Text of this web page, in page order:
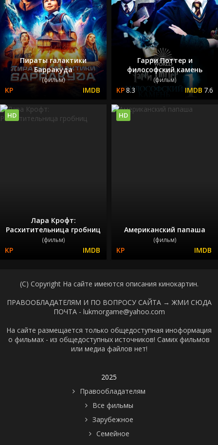
Пираты галактики
Барракуда
(фильм)
Гарри Поттер и
философский камень
(фильм)
8.3 7.6
Лара Крофт:
Расхитительница гробниц
(фильм)
HD
Американский папаша
(фильм)
HD
(C) Copyright На сайте имеются описания кинокартин.
ПРАВООБЛАДАТЕЛЯМ И ПО ВОПРОСУ САЙТА → ЖМИ СЮДА
ПОЧТА - lukmorgame@yahoo.com
На сайте размещается только общедоступная иноформация
о фильмах - из общедоступных источников! Самих фильмов
или медиа файлов нет!
2025
Правообладателям
Все фильмы
Зарубежное
Семейное